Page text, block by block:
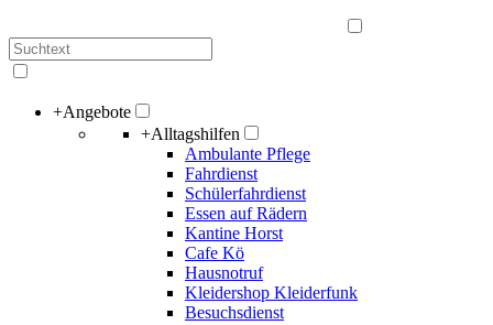
+Angebote
+Alltagshilfen
Ambulante Pflege
Fahrdienst
Schülerfahrdienst
Essen auf Rädern
Kantine Horst
Cafe Kö
Hausnotruf
Kleidershop Kleiderfunk
Besuchsdienst